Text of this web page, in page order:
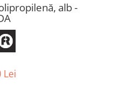
alb -
Lei